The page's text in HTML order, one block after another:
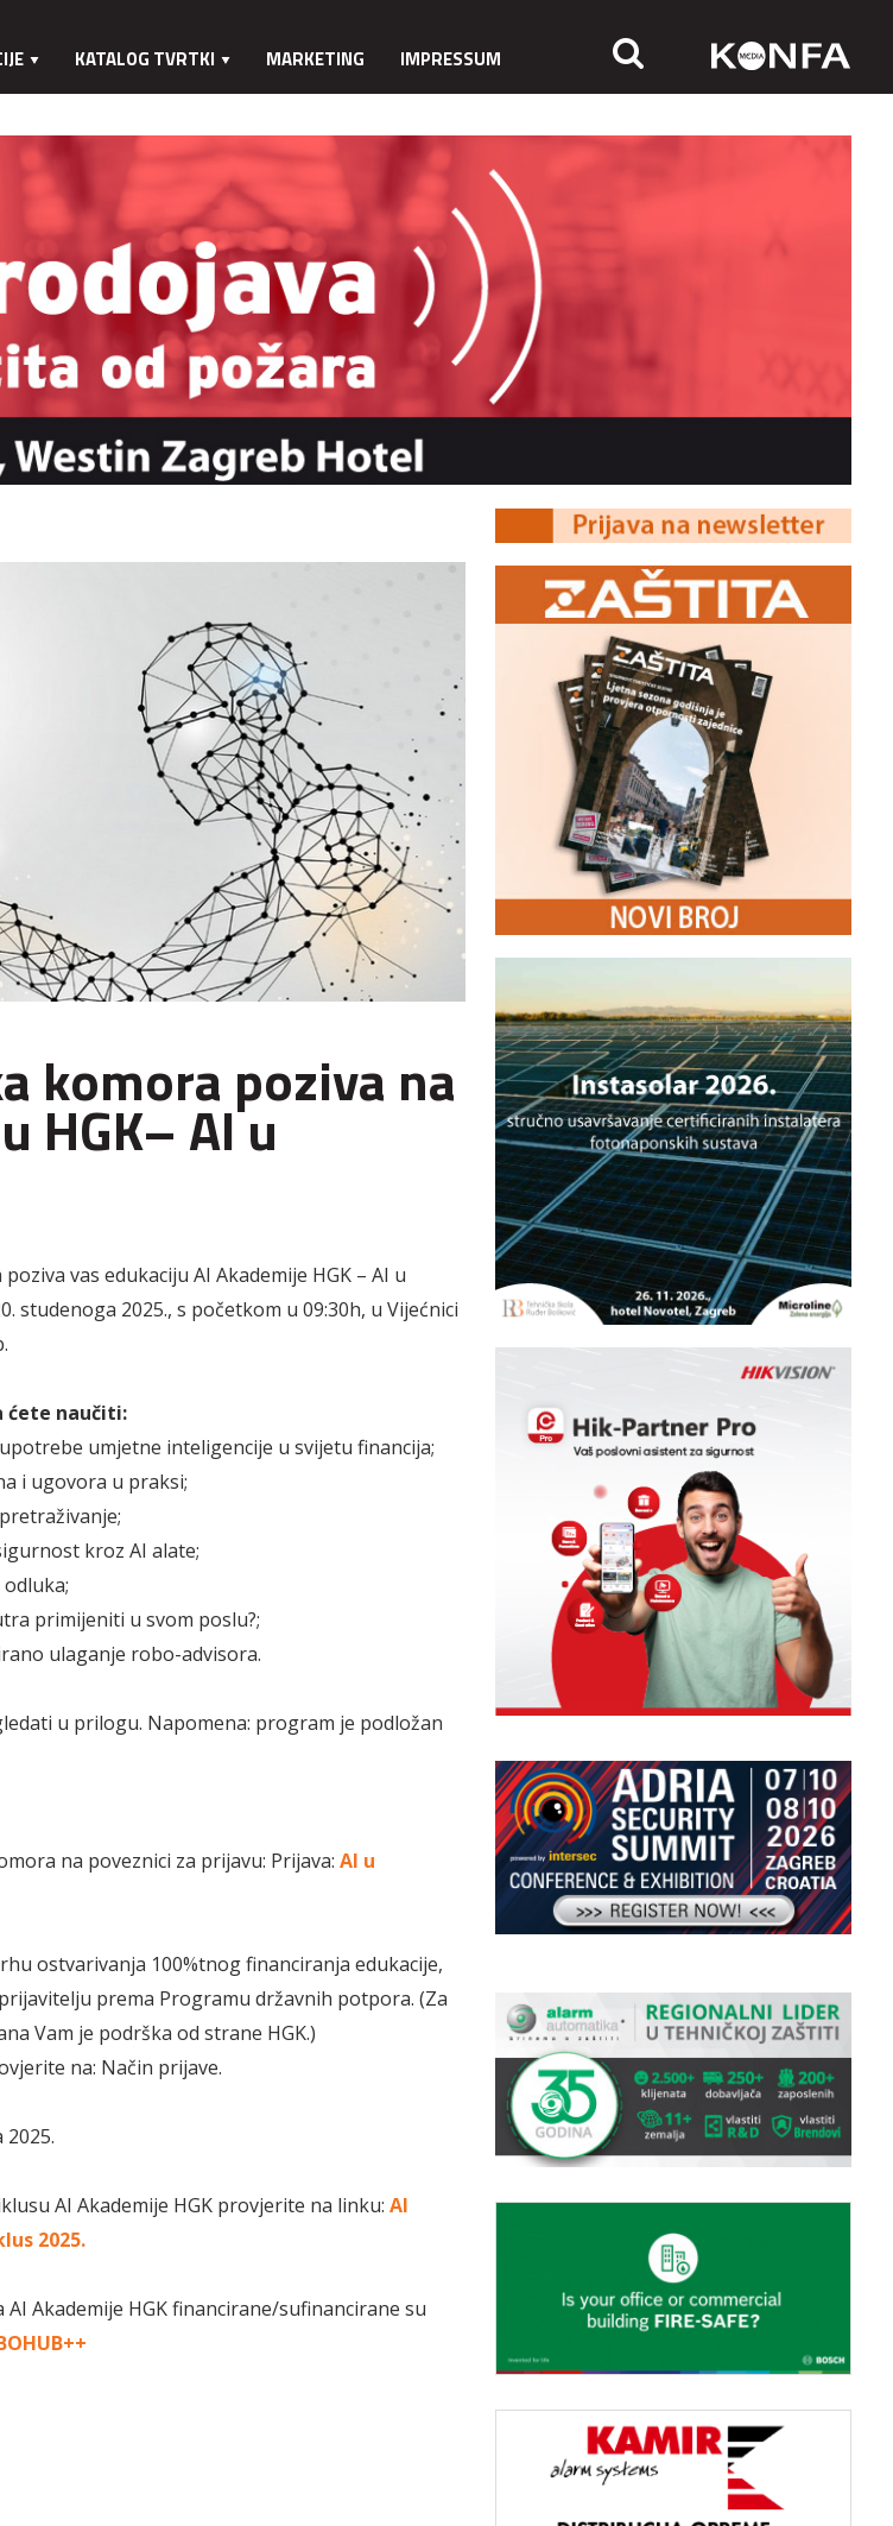
KATALOG TVRTKI MARKETING IMPRESSUM
komora poziva na
HGK– AI u
vas edukaciju AI Akademije HGK – AI u
studenoga 2025., s početkom u 09:30h, u Vijećnici
ćete naučiti:
umjetne inteligencije u svijetu financija;
i ugovora u praksi;
kroz AI alate;
primijeniti u svom poslu?;
ulaganje robo-advisora.
u prilogu. Napomena: program je podložan
na poveznici za prijavu: Prijava: AI u
ostvarivanja 100%tnog financiranja edukacije,
prema Programu državnih potpora. (Za
Vam je podrška od strane HGK.)
na: Način prijave.
2025.
AI Akademije HGK provjerite na linku: AI
2025.
AI Akademije HGK financirane/sufinancirane su